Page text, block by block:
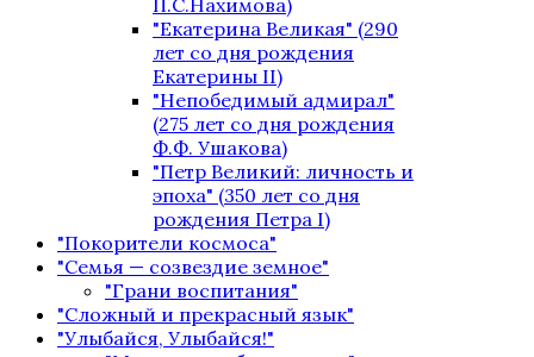
П.С.Нахимова)
"Екатерина Великая" (290
лет со дня рождения
Екатерины II)
"Непобедимый адмирал"
(275 лет со дня рождения
Ф.Ф. Ушакова)
"Петр Великий: личность и
эпоха" (350 лет со дня
рождения Петра I)
"Покорители космоса"
"Семья — созвездие земное"
"Грани воспитания"
"Сложный и прекрасный язык"
"Улыбайся, Улыбайся!"